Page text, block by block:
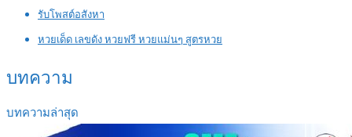
รับโพสต์อสังหา
หวยเด็ด เลขดัง หวยฟรี หวยแม่นๆ สูตรหวย
บทความ
บทความล่าสุด